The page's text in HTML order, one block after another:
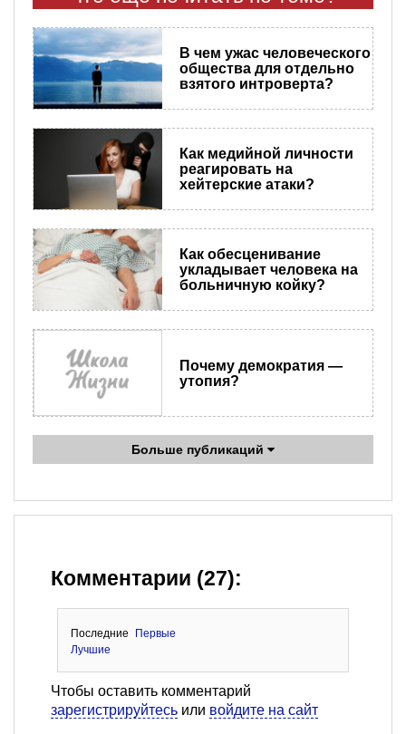
В чем ужас человеческого
общества для отдельно
взятого интроверта?
Как медийной личности
реагировать на
хейтерские атаки?
Как обесценивание
укладывает человека на
больничную койку?
Почему демократия —
утопия?
Больше публикаций
Комментарии (27):
Последние
Первые
Лучшие
Чтобы оставить комментарий
зарегистрируйтесь или войдите на сайт